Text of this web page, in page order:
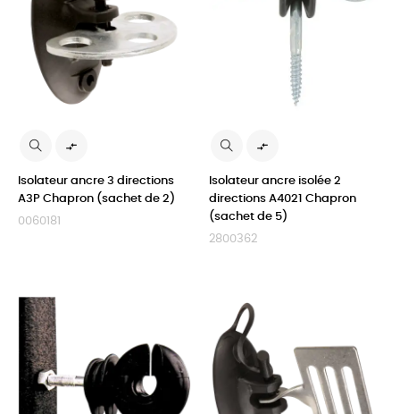

Isolateur ancre 3 directions
A3P Chapron (sachet de 2)
0060181

Isolateur ancre isolée 2
directions A4021 Chapron
(sachet de 5)
2800362